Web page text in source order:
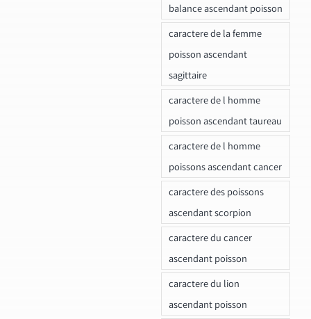
balance ascendant poisson
caractere de la femme
poisson ascendant
sagittaire
caractere de l homme
poisson ascendant taureau
caractere de l homme
poissons ascendant cancer
caractere des poissons
ascendant scorpion
caractere du cancer
ascendant poisson
caractere du lion
ascendant poisson